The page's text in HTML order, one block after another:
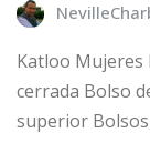
Katloo Mujeres
cerrada Bolso
superior